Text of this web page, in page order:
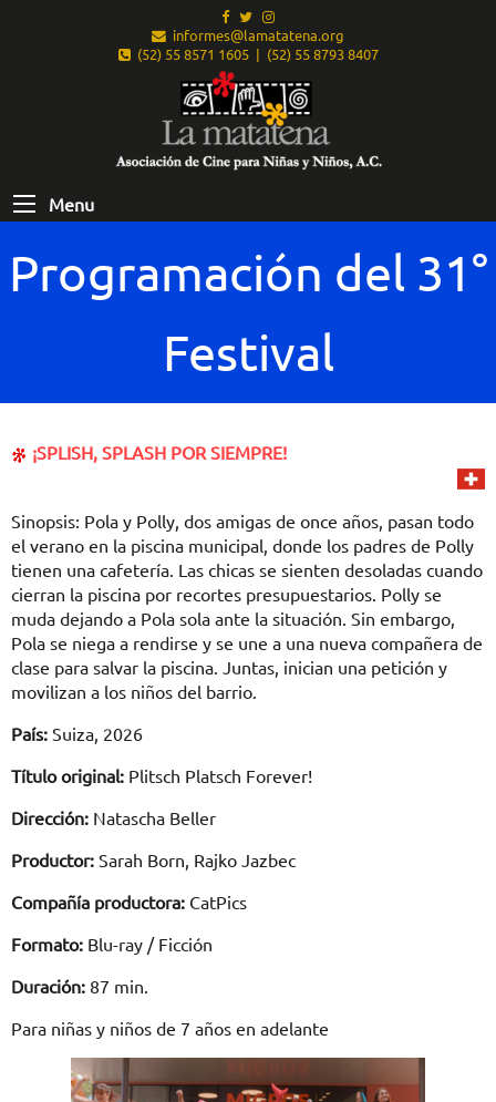
informes@lamatatena.org
(52) 55 8571 1605 | (52) 55 8793 8407
Menu
Programación del 31°
Festival
¡SPLISH, SPLASH POR SIEMPRE!
Sinopsis: Pola y Polly, dos amigas de once años, pasan todo
el verano en la piscina municipal, donde los padres de Polly
tienen una cafetería. Las chicas se sienten desoladas cuando
cierran la piscina por recortes presupuestarios. Polly se
muda dejando a Pola sola ante la situación. Sin embargo,
Pola se niega a rendirse y se une a una nueva compañera de
clase para salvar la piscina. Juntas, inician una petición y
movilizan a los niños del barrio.
País: Suiza, 2026
Título original: Plitsch Platsch Forever!
Dirección: Natascha Beller
Productor: Sarah Born, Rajko Jazbec
Compañía productora: CatPics
Formato: Blu-ray / Ficción
Duración: 87 min.
Para niñas y niños de 7 años en adelante